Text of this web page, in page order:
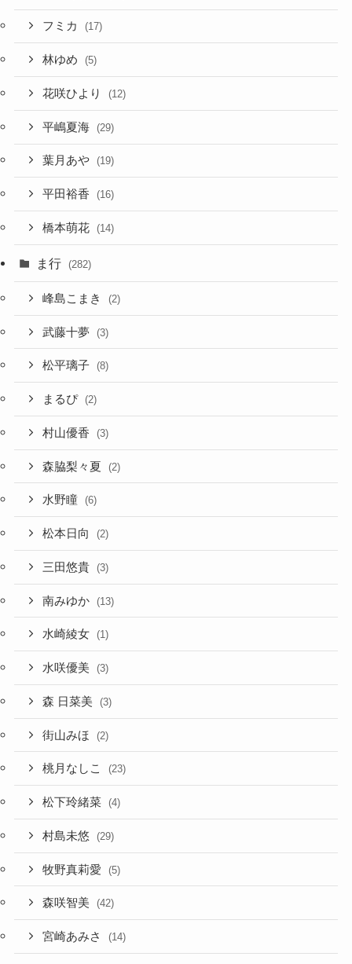
フミカ (17)
林ゆめ (5)
花咲ひより (12)
平嶋夏海 (29)
葉月あや (19)
平田裕香 (16)
橋本萌花 (14)
ま行 (282)
峰島こまき (2)
武藤十夢 (3)
松平璃子 (8)
まるぴ (2)
村山優香 (3)
森脇梨々夏 (2)
水野瞳 (6)
松本日向 (2)
三田悠貴 (3)
南みゆか (13)
水崎綾女 (1)
水咲優美 (3)
森 日菜美 (3)
街山みほ (2)
桃月なしこ (23)
松下玲緒菜 (4)
村島未悠 (29)
牧野真莉愛 (5)
森咲智美 (42)
宮崎あみさ (14)